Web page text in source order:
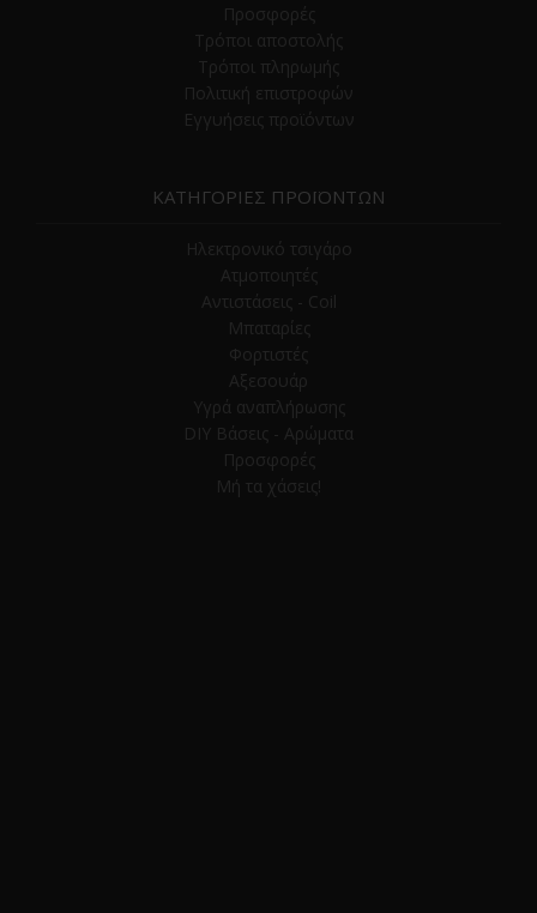
Προσφορές
Τρόποι αποστολής
Τρόποι πληρωμής
Πολιτική επιστροφών
Εγγυήσεις προϊόντων
ΚΑΤΗΓΟΡΙΕΣ ΠΡΟΪΟΝΤΩΝ
Ηλεκτρονικό τσιγάρο
Ατμοποιητές
Αντιστάσεις - Coil
Μπαταρίες
Φορτιστές
Αξεσουάρ
Υγρά αναπλήρωσης
DIY Βάσεις - Αρώματα
Προσφορές
Μή τα χάσεις!